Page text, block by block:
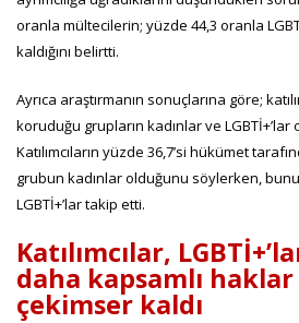
oranla mültecilerin; yüzde 44,3 oranla
kaldığını belirtti.
Ayrıca araştırmanın sonuçlarına göre;
koruduğu grupların kadınlar ve
Katılımcıların yüzde 36,7’si hükümet
grubun kadınlar olduğunu söylerken,
LGBTİ+’lar takip etti.
Katılımcılar,
daha kapsamlı
çekimser kaldı